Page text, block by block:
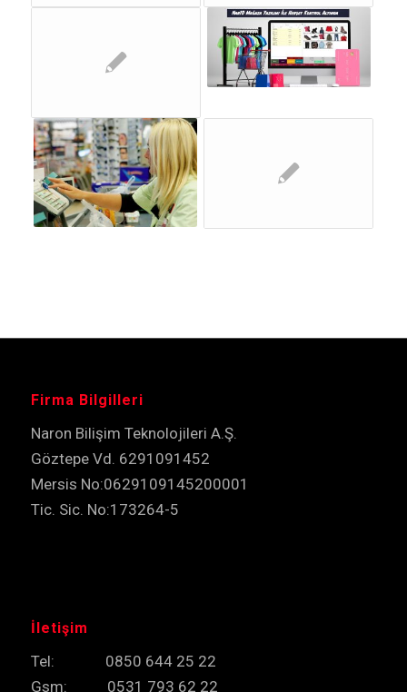
Firma Bilgilleri
Naron Bilişim Teknolojileri A.Ş.
Göztepe Vd. 6291091452
Mersis No:0629109145200001
Tic. Sic. No:173264-5
İletişim
Tel: 0850 644 25 22
Gsm: 0531 793 62 22